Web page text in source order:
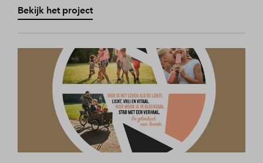
Bekijk het project